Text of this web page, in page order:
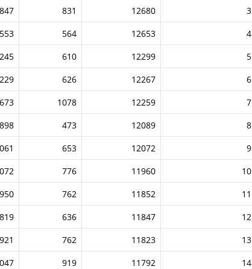
831 12680 3
564 12653 4
610 12299 5
626 12267 6
1078 12259 7
898 473 12089 8
653 12072 9
776 11960 10
950 762 11852 11
819 636 11847 12
921 762 11823 13
919 11792
14